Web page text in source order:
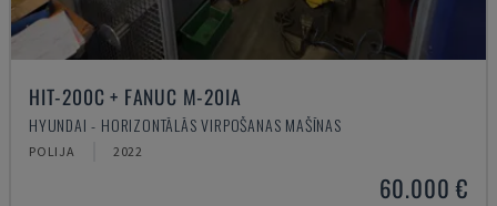
HIT-200C + FANUC M-20IA
HYUNDAI - HORIZONTĀLĀS VIRPOŠANAS MAŠĪNAS
POLIJA 2022
60.000 €